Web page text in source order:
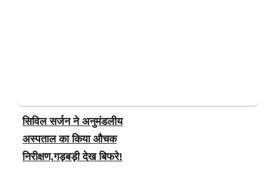
सिविल सर्जन ने अनुमंडलीय
अस्पताल का किया औचक
निरीक्षण,गड़बड़ी देख बिफरे!